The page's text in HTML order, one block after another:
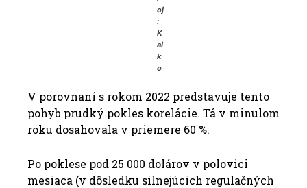
oj
:
K
ai
k
o
V porovnaní s rokom 2022 predstavuje tento
pohyb prudký pokles korelácie. Tá v minulom
roku dosahovala v priemere 60 %.
Po poklese pod 25 000 dolárov v polovici
mesiaca (v dôsledku silnejúcich regulačných